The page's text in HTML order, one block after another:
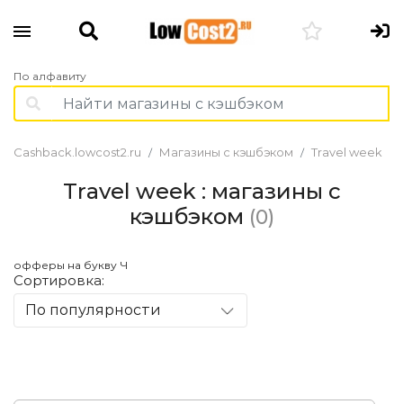
По алфавиту
Cashback.lowcost2.ru Магазины с кэшбэком Travel week
Travel week : магазины с
кэшбэком (0)
офферы на букву Ч
Сортировка:
По популярности